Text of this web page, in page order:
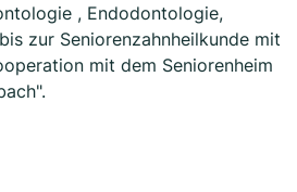
, Endodontologie,
zur Seniorenzahnheilkunde mit
mit dem Seniorenheim